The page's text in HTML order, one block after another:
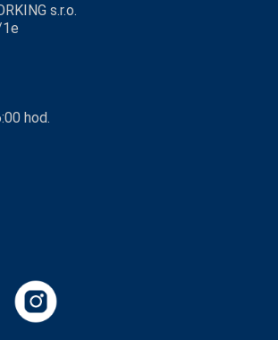
s.r.o.
hod.